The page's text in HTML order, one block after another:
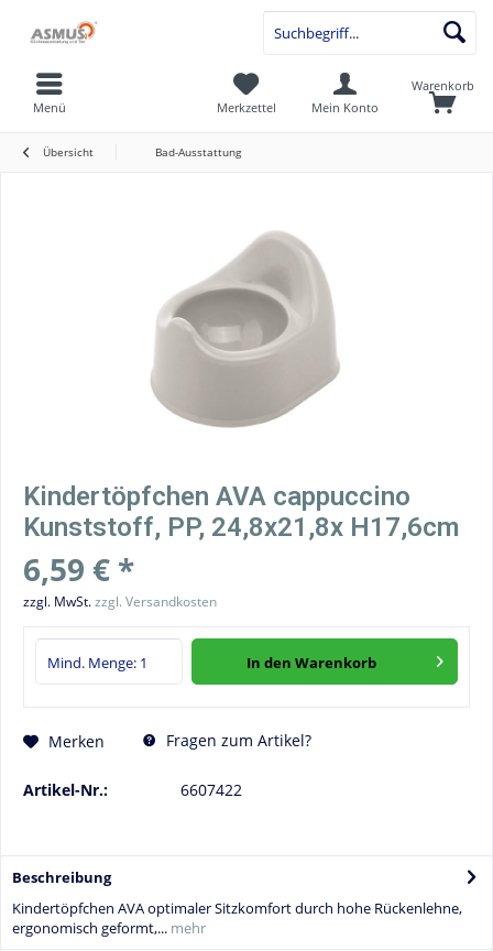
Warenkorb
Merkzettel
Mein Konto
Menü
Übersicht Bad-Ausstattung
Kindertöpfchen AVA cappuccino
Kunststoff, PP, 24,8x21,8x H17,6cm
6,59 € *
zzgl. MwSt.zzgl. Versandkosten
In den Warenkorb
Merken Fragen zum Artikel?
Artikel-Nr.: 6607422
Beschreibung
Kindertöpfchen AVA optimaler Sitzkomfort durch hohe Rückenlehne,
ergonomisch geformt,... mehr